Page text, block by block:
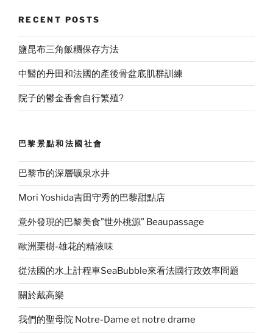
RECENT POSTS
鹽昆布三角飯糰保存方法
中醫的丹田和法國的產後骨盆底肌群訓練
院子的鬱金香會自行繁殖?
巴黎景點和法國社會
巴黎市的深層礦泉水井
Mori Yoshida吉田守秀的巴黎甜點店
意外發現的巴黎美食”世外桃源” Beaupassage
歐洲栗樹-雄花的精液味
從法國的水上計程車SeaBubble來看法國行政效率問題
關於戴高樂
我們的聖母院 Notre-Dame et notre drame